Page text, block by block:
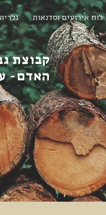
לוח אירועים וסדנאות
קבוצת
האדם-